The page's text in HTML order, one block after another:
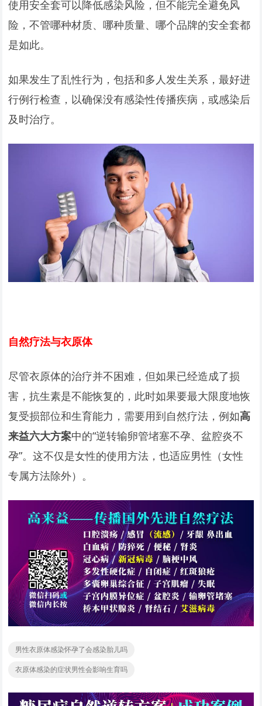
使用安全套可以降低感染风险，但不能完全避免风
险，不管哪种材质、哪种质量、哪个品牌的安全套都
是如此。
如果发生了乱性行为，包括和多人发生关系，最好进
行例行检查，以确保没有感染性传播疾病，或感染后
及时治疗。
自然疗法与衣原体
尽管衣原体的治疗并不困难，但如果已经造成了损
害，抗生素是不能恢复的，此时如果要最大限度地恢
复受损部位和生育能力，需要用到自然疗法，例如高
来益六大方案中的“逆转输卵管堵塞不孕、盆腔炎不
孕”。这不仅是女性的使用方法，也适应男性（女性
专属方法除外）。
男性衣原体感染怀孕了会感染胎儿吗
衣原体感染的症状男性会影响生育吗